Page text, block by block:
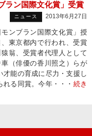
ン国際文化賞」受賞
ニュース 2013年6月27日
ンブラン国際文化賞」授
東京都内で行われ、受賞
翁、受賞者代理人として
（俳優の香川照之）らが
能の育成に尽力・支援し
る同賞。今年・・・ 続き